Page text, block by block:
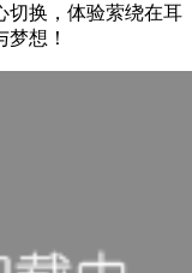
切换，体验萦绕在耳
想！